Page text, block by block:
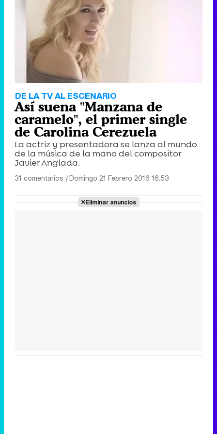
DE LA TV AL ESCENARIO
Así suena "Manzana de
caramelo", el primer single
de Carolina Cerezuela
La actriz y presentadora se lanza al mundo
de la música de la mano del compositor
Javier Anglada.
31 comentarios |Domingo 21 Febrero 2016 16:53
Eliminar anuncios